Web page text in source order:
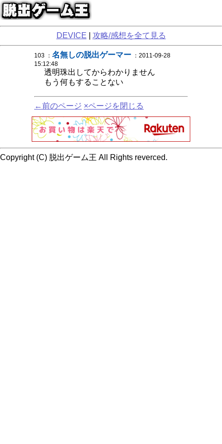
DEVICE 攻略/感想を全て見る
103 ： 名無しの脱出ゲーマー ：2011-09-28
15:12:48
透明珠出してからわかりません
もう何もすることない
←前のページ ×ページを閉じる
Copyright (C) 脱出ゲーム王 All Rights reverced.